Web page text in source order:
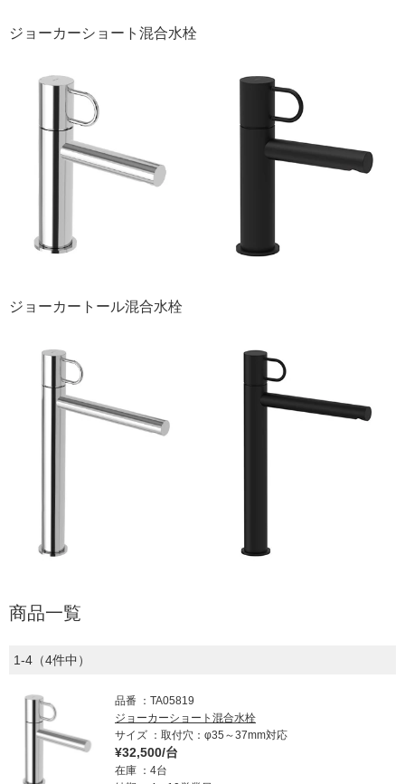
ジョーカーショート混合水栓
ジョーカートール混合水栓
商品一覧
1-4（4件中）
品番
TA05819
ジョーカーショート混合水栓
サイズ
取付穴：φ35～37mm対応
¥32,500/台
在庫
4台